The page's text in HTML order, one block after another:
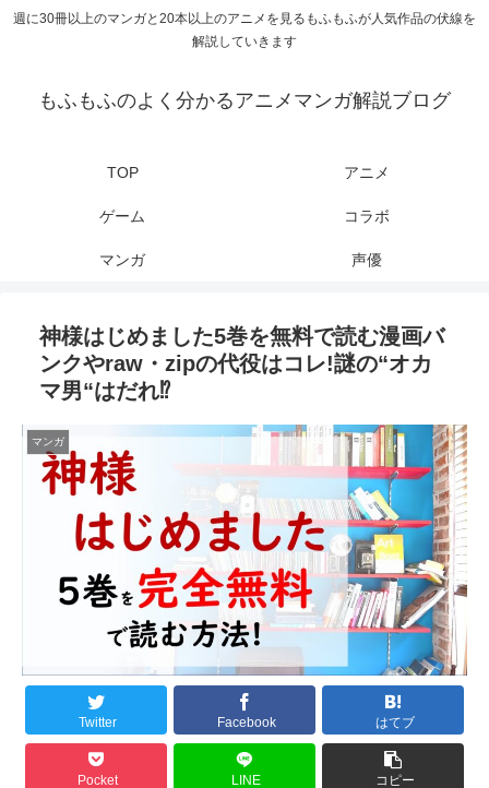
週に30冊以上のマンガと20本以上のアニメを見るもふもふが人気作品の伏線を
解説していきます
もふもふのよく分かるアニメマンガ解説ブログ
TOP アニメ
ゲーム コラボ
マンガ 声優
神様はじめました5巻を無料で読む漫画バ
ンクやraw・zipの代役はコレ!謎の“オカ
マ男“はだれ⁉
マンガ
Twitter Facebook はてブ
Pocket LINE コピー